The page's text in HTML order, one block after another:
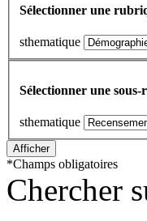
Sélectionner une
sthematique
Sélectionner une
sthematique
*Champs obligatoires
Chercher